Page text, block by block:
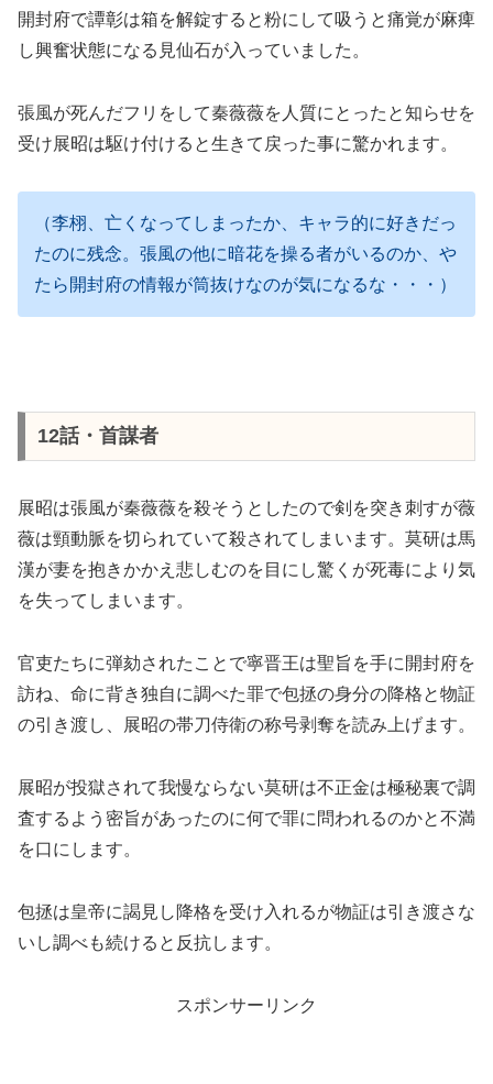
開封府で譚彰は箱を解錠すると粉にして吸うと痛覚が麻痺
し興奮状態になる見仙石が入っていました。
張風が死んだフリをして秦薇薇を人質にとったと知らせを
受け展昭は駆け付けると生きて戻った事に驚かれます。
（李栩、亡くなってしまったか、キャラ的に好きだっ
たのに残念。張風の他に暗花を操る者がいるのか、や
たら開封府の情報が筒抜けなのが気になるな・・・）
12話・首謀者
展昭は張風が秦薇薇を殺そうとしたので剣を突き刺すが薇
薇は頸動脈を切られていて殺されてしまいます。莫研は馬
漢が妻を抱きかかえ悲しむのを目にし驚くが死毒により気
を失ってしまいます。
官吏たちに弾劾されたことで寧晋王は聖旨を手に開封府を
訪ね、命に背き独自に調べた罪で包拯の身分の降格と物証
の引き渡し、展昭の帯刀侍衛の称号剥奪を読み上げます。
展昭が投獄されて我慢ならない莫研は不正金は極秘裏で調
査するよう密旨があったのに何で罪に問われるのかと不満
を口にします。
包拯は皇帝に謁見し降格を受け入れるが物証は引き渡さな
いし調べも続けると反抗します。
スポンサーリンク